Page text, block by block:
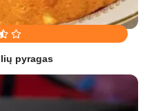
pyragas